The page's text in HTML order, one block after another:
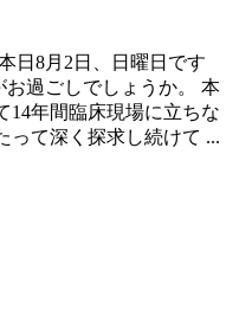
日8月2日、日曜日です
過ごしでしょうか。 本
14年間臨床現場に立ちな
って深く探求し続けて ...